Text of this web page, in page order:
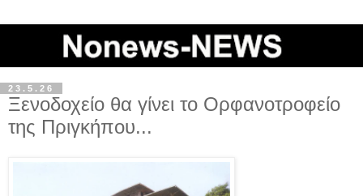
23.5.26
Ξενοδοχείο θα γίνει το Ορφανοτροφείο
της Πριγκήπου...